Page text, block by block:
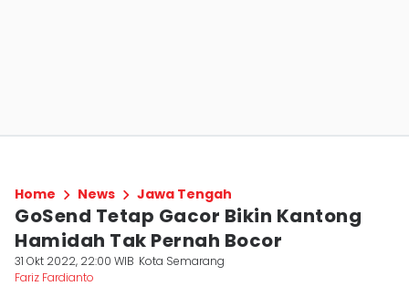
Home News Jawa Tengah
GoSend Tetap Gacor Bikin Kantong
Hamidah Tak Pernah Bocor
31 Okt 2022, 22:00 WIB Kota Semarang
Fariz Fardianto